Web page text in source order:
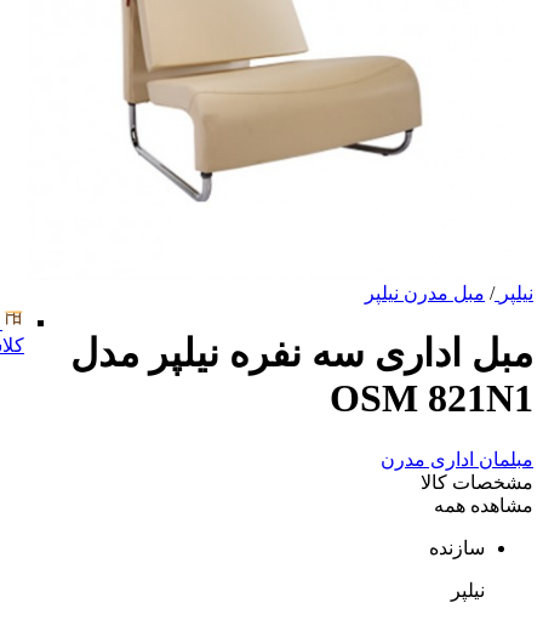
نیلپر / مبل مدرن نیلپر
مبل اداری سه نفره نیلپر مدل
OSM 821N1
مبلمان اداری مدرن
مشخصات کالا
مشاهده همه
سازنده
نیلپر